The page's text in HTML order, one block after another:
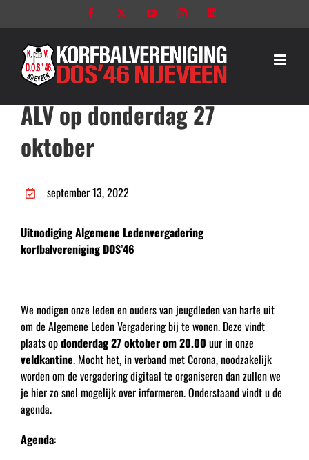
naar
Facebook YouTubeInstagram
ALV op donderdag 27
oktober
september 13, 2022
Uitnodiging Algemene Ledenvergadering
korfbalvereniging DOS’46
We nodigen onze leden en ouders van jeugdleden van harte uit
om de Algemene Leden Vergadering bij te wonen. Deze vindt
plaats opdonderdag 27 oktober om 20.00 uur in onze
veldkantine. Mocht het, in verband met Corona, noodzakelijk
worden om de vergadering digitaal te organiseren dan zullen we
je hier zo snel mogelijk over informeren. Onderstaand vindt u de
agenda.
Agenda: